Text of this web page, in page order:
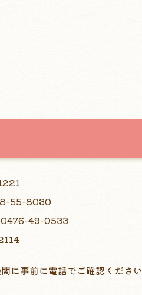
55-8030
0476-49-0533
に事前に電話でご確認ください